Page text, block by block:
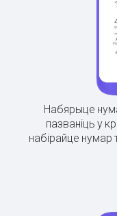
Набярыце
пазваніць у
набірайце нумар